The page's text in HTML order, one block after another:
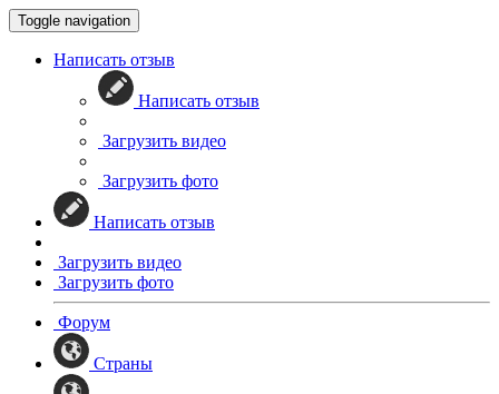
Toggle navigation
Написать отзыв
Написать отзыв
Загрузить видео
Загрузить фото
Написать отзыв
Загрузить видео
Загрузить фото
Форум
Страны